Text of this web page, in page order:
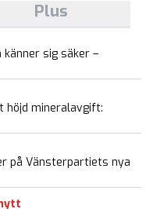
Plus
känner sig säker –
höjd mineralavgift:
på Vänsterpartiets nya